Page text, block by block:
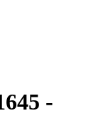
-